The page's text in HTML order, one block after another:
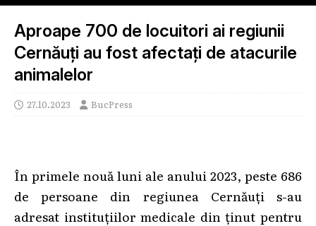
Aproape 700 de locuitori ai regiunii
Cernăuți au fost afectați de atacurile
animalelor
27.10.2023 BucPress
În primele nouă luni ale anului 2023, peste 686
de persoane din regiunea Cernăuți s-au
adresat instituțiilor medicale din ținut pentru